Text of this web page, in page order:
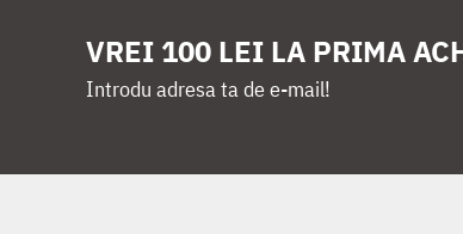
VREI 100 LEI LA PRIMA
Introdu adresa ta de e-mail!